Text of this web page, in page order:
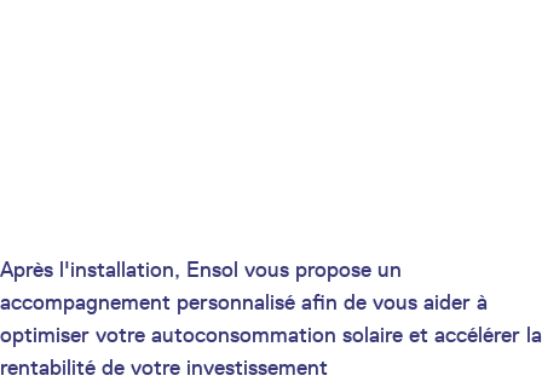
Après l'installation, Ensol vous propose un
accompagnement personnalisé afin de vous aider à
optimiser votre autoconsommation solaire et accélérer la
rentabilité de votre investissement